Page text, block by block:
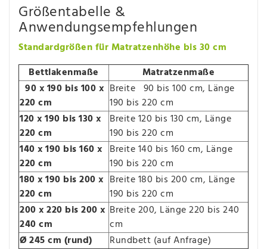
Größentabelle &
Anwendungsempfehlungen
Standardgrößen für Matratzenhöhe bis 30 cm
Bettlakenmaße
Matratzenmaße
90 x 190 bis 100 x
220 cm
Breite 90 bis 100 cm, Länge
190 bis 220 cm
120 x 190 bis 130 x
220 cm
Breite 120 bis 130 cm, Länge
190 bis 220 cm
140 x 190 bis 160 x
220 cm
Breite 140 bis 160 cm, Länge
190 bis 220 cm
180 x 190 bis 200 x
220 cm
Breite 180 bis 200 cm, Länge
190 bis 220 cm
200 x 220 bis 200 x
240 cm
Breite 200, Länge 220 bis 240
cm
Ø 245 cm (rund)
Rundbett (auf Anfrage)